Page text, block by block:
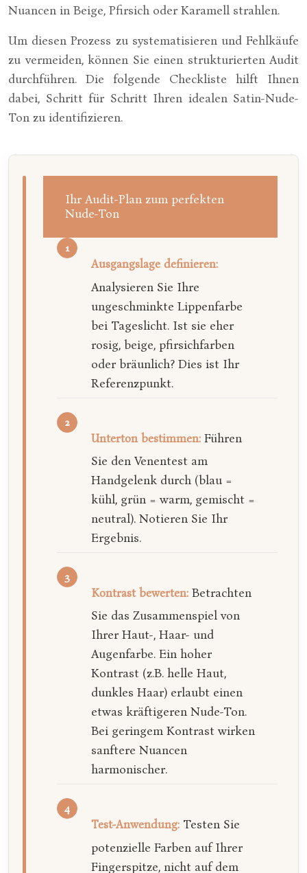
Nuancen in Beige, Pfirsich oder Karamell strahlen.
Um diesen Prozess zu systematisieren und Fehlkäufe
zu vermeiden, können Sie einen strukturierten Audit
durchführen. Die folgende Checkliste hilft Ihnen
dabei, Schritt für Schritt Ihren idealen Satin-Nude-
Ton zu identifizieren.
Ihr Audit-Plan zum perfekten
Nude-Ton
Ausgangslage definieren:
Analysieren Sie Ihre
ungeschminkte Lippenfarbe
bei Tageslicht. Ist sie eher
rosig, beige, pfirsichfarben
oder bräunlich? Dies ist Ihr
Referenzpunkt.
Unterton bestimmen: Führen
Sie den Venentest am
Handgelenk durch (blau =
kühl, grün = warm, gemischt =
neutral). Notieren Sie Ihr
Ergebnis.
Kontrast bewerten: Betrachten
Sie das Zusammenspiel von
Ihrer Haut-, Haar- und
Augenfarbe. Ein hoher
Kontrast (z.B. helle Haut,
dunkles Haar) erlaubt einen
etwas kräftigeren Nude-Ton.
Bei geringem Kontrast wirken
sanftere Nuancen
harmonischer.
Test-Anwendung: Testen Sie
potenzielle Farben auf Ihrer
Fingerspitze, nicht auf dem